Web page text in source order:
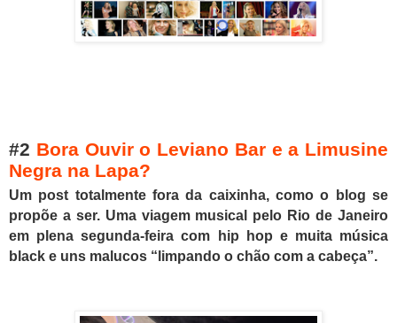
#2 Bora Ouvir o Leviano Bar e a Limusine
Negra na Lapa?
Um post totalmente fora da caixinha, como o blog se
propõe a ser. Uma viagem musical pelo Rio de Janeiro
em plena segunda-feira com hip hop e muita música
black e uns malucos “limpando o chão com a cabeça”.